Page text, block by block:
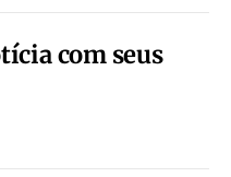
com seus